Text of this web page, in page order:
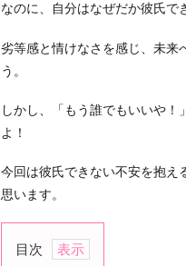
なのに、自分はなぜだか彼氏で
劣等感と情けなさを感じ、未来
う。
しかし、「もう誰でもいいや
よ！
今回は彼氏できない不安を抱え
思います。
目次